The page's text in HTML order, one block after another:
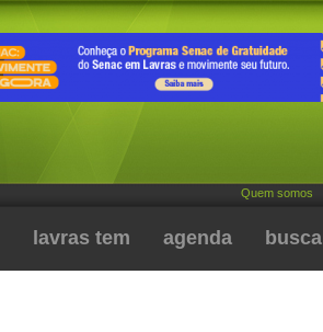
Quem somos
lavras tem agenda busca